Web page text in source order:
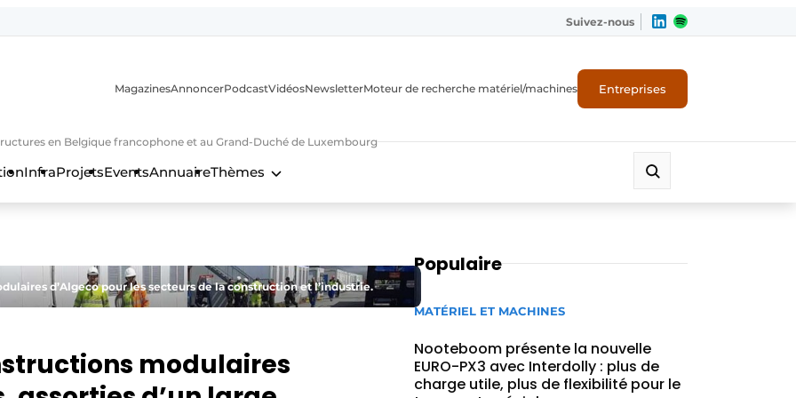
Suivez-nous
en Belgique francophone et au Grand-Duché de Luxembourg
MagazinesAnnoncerPodcastVidéosNewsletterMoteur de recherche matériel/machines Entreprises
InfraProjetsEventsAnnuaireThèmes
d’Algeco pour les secteurs de la construction et l’industrie.
modulaires
Populaire
MATÉRIEL ET MACHINES
Nooteboom présente la nouvelle
EURO-PX3 avec Interdolly : plus de
charge utile, plus de flexibilité pour le